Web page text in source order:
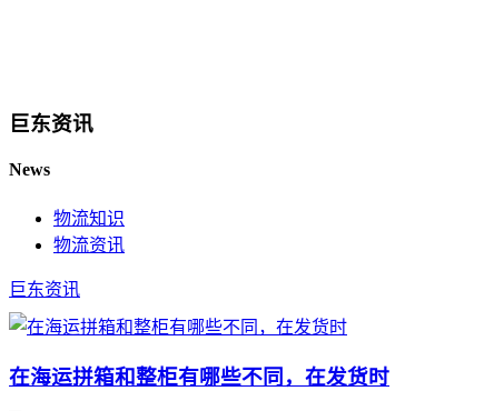
巨东资讯
News
物流知识
物流资讯
巨东资讯
在海运拼箱和整柜有哪些不同，在发货时